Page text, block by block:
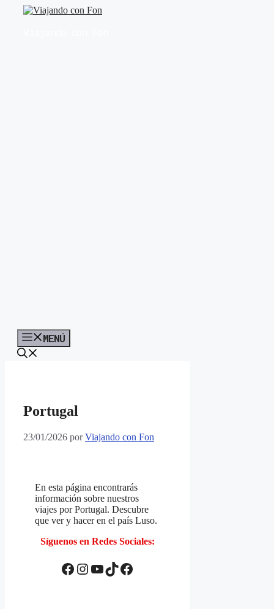
Saltar
MENÚ
Portugal
23/01/2026 porViajando con Fon
En esta página encontrarás
información sobre nuestros
viajes por Portugal. Descubre
que ver y hacer en el país Luso.
Síguenos en Redes Sociales:
Facebook Instagram YouTube TikTok Facebook